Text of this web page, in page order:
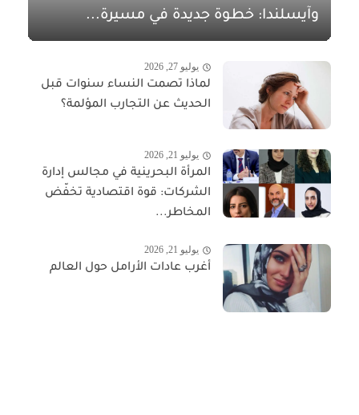
وآيسلندا: خطوة جديدة في مسيرة...
يوليو 27, 2026
لماذا تصمت النساء سنوات قبل
الحديث عن التجارب المؤلمة؟
يوليو 21, 2026
المرأة البحرينية في مجالس إدارة
الشركات: قوة اقتصادية تخفّض
المخاطر...
يوليو 21, 2026
أغرب عادات الأرامل حول العالم